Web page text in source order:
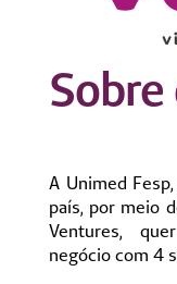
A Unimed
país, por meio
Ventures,
negócio com 4